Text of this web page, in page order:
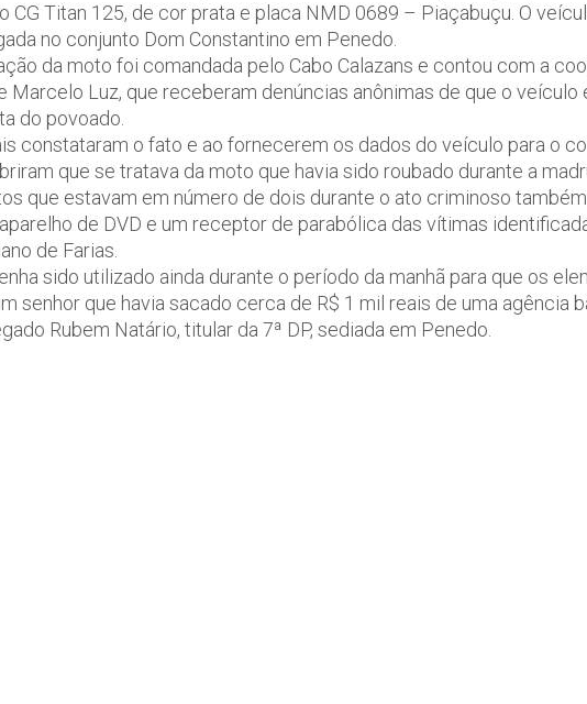
CG Titan 125, de cor prata e placa NMD 0689 – Piaçabuçu. O
no conjunto Dom Constantino em Penedo.
da moto foi comandada pelo Cabo Calazans e contou com a
Marcelo Luz, que receberam denúncias anônimas de que o veículo
do povoado.
constataram o fato e ao fornecerem os dados do veículo para o
que se tratava da moto que havia sido roubado durante a
que estavam em número de dois durante o ato criminoso
de DVD e um receptor de parabólica das vítimas
de Farias.
sido utilizado ainda durante o período da manhã para que os
senhor que havia sacado cerca de R$ 1 mil reais de uma agência
Rubem Natário, titular da 7ª DP, sediada em Penedo.